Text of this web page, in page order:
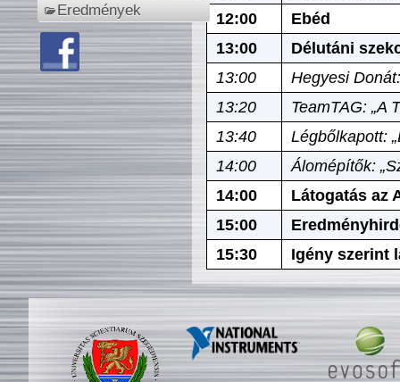
Eredmények
12:00
Ebéd
13:00
Délutáni
13:00
Hegyesi
13:20
TeamTAG: „A
13:40
Légbőlkapott:
14:00
Álomépítők:
14:00
Látogatás az
15:00
15:30
Igény szerint